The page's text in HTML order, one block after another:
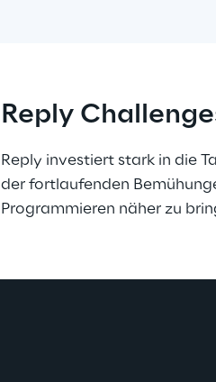
Reply
Reply investiert stark in die
der fortlaufenden
Programmieren näher zu